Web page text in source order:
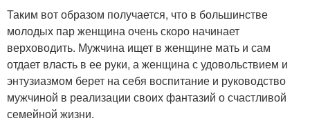
Таким вот образом получается, что в большинстве
молодых пар женщина очень скоро начинает
верховодить. Мужчина ищет в женщине мать и сам
отдает власть в ее руки, а женщина с удовольствием и
энтузиазмом берет на себя воспитание и руководство
мужчиной в реализации своих фантазий о счастливой
семейной жизни.